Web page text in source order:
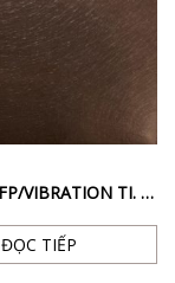
002HGV-AFP/VIBRATION TI. BROWN – INOX BỀ MẶT XƯỚC RỐI CHỐNG VÂN TAY MÀU NÂU
ĐỌC TIẾP